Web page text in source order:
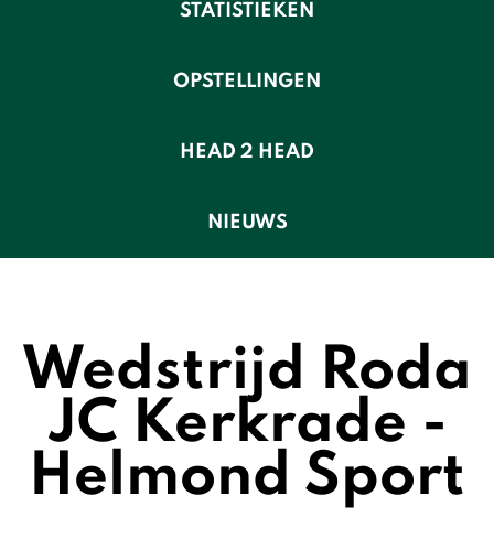
STATISTIEKEN
OPSTELLINGEN
HEAD 2 HEAD
NIEUWS
Wedstrijd Roda
JC Kerkrade -
Helmond Sport